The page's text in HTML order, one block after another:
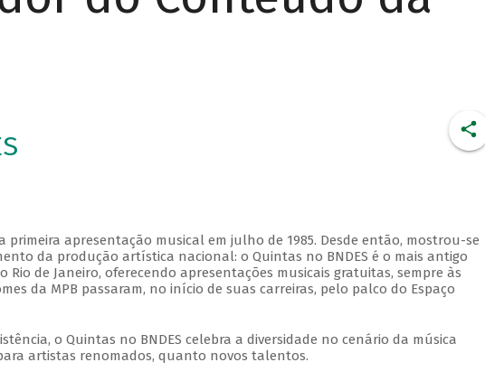
primeira apresentação musical em julho de 1985. Desde então, mostrou-se
da produção artística nacional: o Quintas no BNDES é o mais antigo
de Janeiro, oferecendo apresentações musicais gratuitas, sempre às
da MPB passaram, no início de suas carreiras, pelo palco do Espaço
o Quintas no BNDES celebra a diversidade no cenário da música
artistas renomados, quanto novos talentos.